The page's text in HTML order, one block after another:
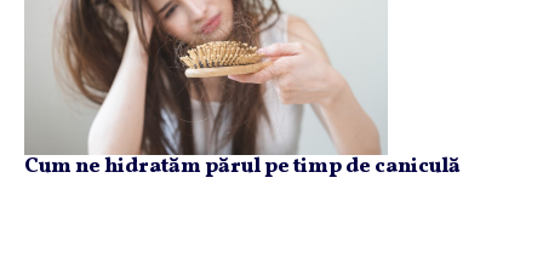
Cum ne hidratăm părul pe timp de caniculă